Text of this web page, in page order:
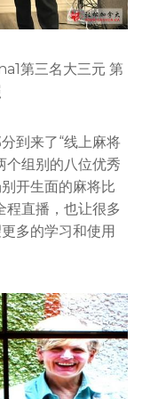
第三名大三元 第
到来了“线上麻将
个组别的八位优秀
开生面的麻将比
直播，也让很多
多的学习和使用